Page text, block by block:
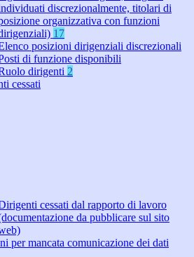
discrezionalmente, titolari di
organizzativa con funzioni
17
posizioni dirigenziali discrezionali
di funzione disponibili
dirigenti 2
cessati
cessati dal rapporto di lavoro
da pubblicare sul sito
per mancata comunicazione dei dati